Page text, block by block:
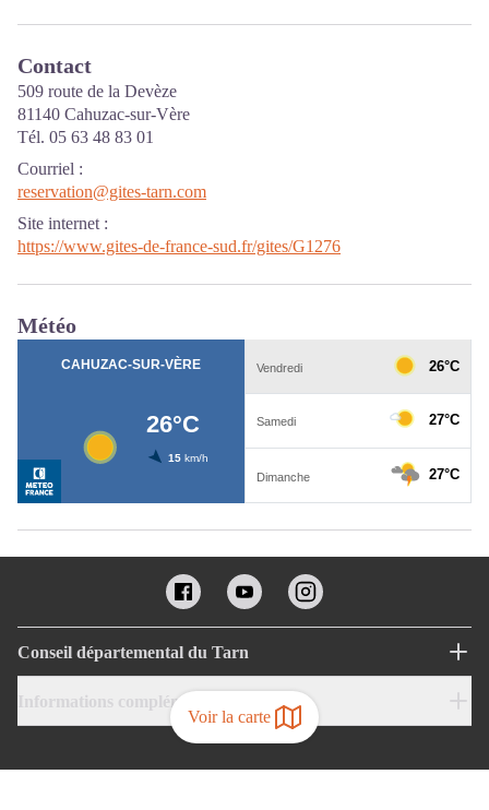
Voir la carte
Contact
509 route de la Devèze
81140 Cahuzac-sur-Vère
Tél. 05 63 48 83 01
Courriel :
reservation@gites-tarn.com
Site internet :
https://www.gites-de-france-sud.fr/gites/G1276
Météo
Conseil départemental du Tarn
Informations complémentaires